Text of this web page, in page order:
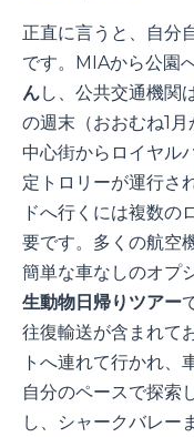
正直に言うと、自分
です。MIAから公園
んし、公共交通機関
の週末（おおむね1
中心街からロイヤル
定トロリーが運行さ
ドへ行くには複数の
要です。多くの航空
簡単な車なしのオプ
生動物日帰りツアー
往復輸送が含まれて
トへ連れて行かれ、
自分のペースで探索
し、シャークバレー